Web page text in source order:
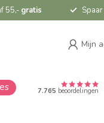
55,- gratis Spaar
Mijn
7.765 beoordelingen